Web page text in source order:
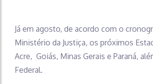
Já em agosto, de acordo com o
Ministério da Justiça, os próximos
Acre, Goiás, Minas Gerais e Paraná,
Federal.